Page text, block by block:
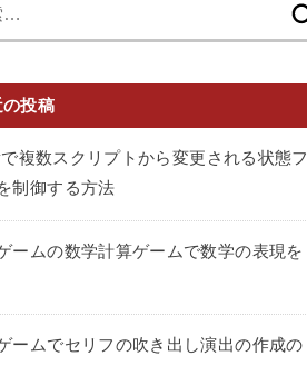
の投稿
複数スクリプトから変更される状態フ
制御する方法
ームの数学計算ゲームで数学の表現を
ームでセリフの吹き出し演出の作成の